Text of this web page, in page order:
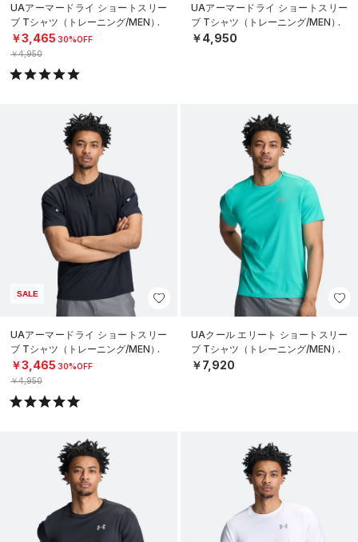
UAアーマードライ ショートスリー
ブ Tシャツ（トレーニング/MEN）
￥3,465 30%OFF
￥4,950
UAアーマードライ ショートスリー
ブ Tシャツ（トレーニング/MEN）
￥4,950
SALE
UAアーマードライ ショートスリー
ブ Tシャツ（トレーニング/MEN）
￥3,465 30%OFF
￥4,950
UAクール エリート ショートスリー
ブ Tシャツ（トレーニング/MEN）
￥7,920